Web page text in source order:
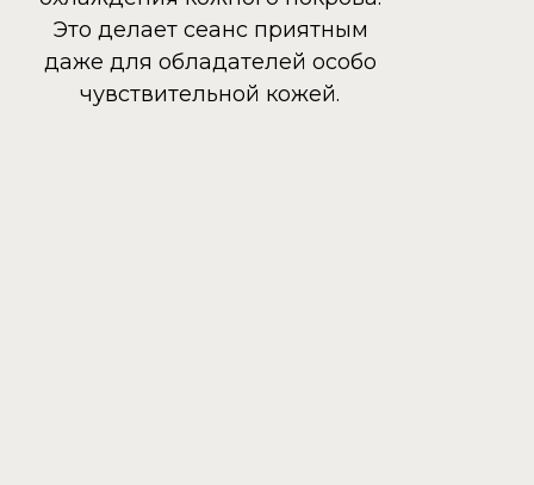
Это делает сеанс приятным
даже для обладателей особо
чувствительной кожей.